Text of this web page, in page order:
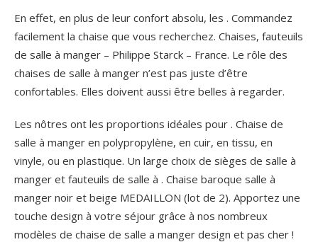
En effet, en plus de leur confort absolu, les . Commandez
facilement la chaise que vous recherchez. Chaises, fauteuils
de salle à manger – Philippe Starck – France. Le rôle des
chaises de salle à manger n’est pas juste d’être
confortables. Elles doivent aussi être belles à regarder.
Les nôtres ont les proportions idéales pour . Chaise de
salle à manger en polypropylène, en cuir, en tissu, en
vinyle, ou en plastique. Un large choix de sièges de salle à
manger et fauteuils de salle à . Chaise baroque salle à
manger noir et beige MEDAILLON (lot de 2). Apportez une
touche design à votre séjour grâce à nos nombreux
modèles de chaise de salle a manger design et pas cher !